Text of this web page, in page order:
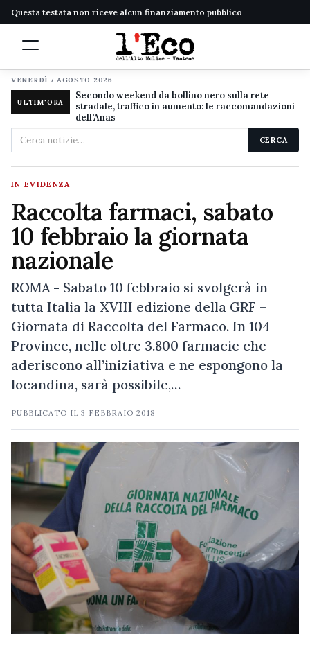
Questa testata non riceve alcun finanziamento pubblico
VENERDÌ 7 AGOSTO 2026
ULTIM'ORA
Secondo weekend da bollino nero sulla rete
stradale, traffico in aumento: le raccomandazioni
dell'Anas
Cerca
nel
sito
CERCA
IN EVIDENZA
Raccolta farmaci, sabato
10 febbraio la giornata
nazionale
ROMA - Sabato 10 febbraio si svolgerà in
tutta Italia la XVIII edizione della GRF –
Giornata di Raccolta del Farmaco. In 104
Province, nelle oltre 3.800 farmacie che
aderiscono all’iniziativa e ne espongono la
locandina, sarà possibile,…
PUBBLICATO IL3 FEBBRAIO 2018